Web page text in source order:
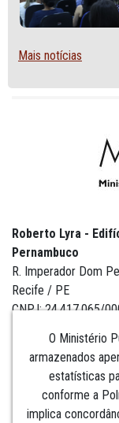
Mais notícias
O Ministério
armazenados
estatísticas
conforme a
implica
Roberto Lyra -
Pernambuco
R. Imperador Dom
Recife / PE
CNPJ: 24.417.065/
Institucional